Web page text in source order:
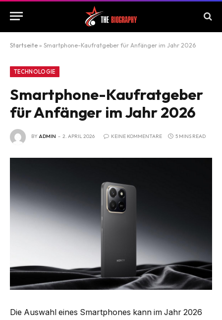
Startseite » Smartphone-Kaufratgeber für Anfänger im Jahr 2026
TECHNOLOGIE
Smartphone-Kaufratgeber
für Anfänger im Jahr 2026
BYADMIN 2. APRIL 2026 KEINE KOMMENTARE 5 MINS READ
Die Auswahl eines Smartphones kann im Jahr 2026